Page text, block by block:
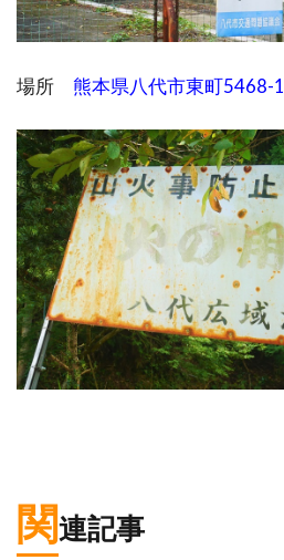
場所 熊本県八代市東町5468-1
関連記事